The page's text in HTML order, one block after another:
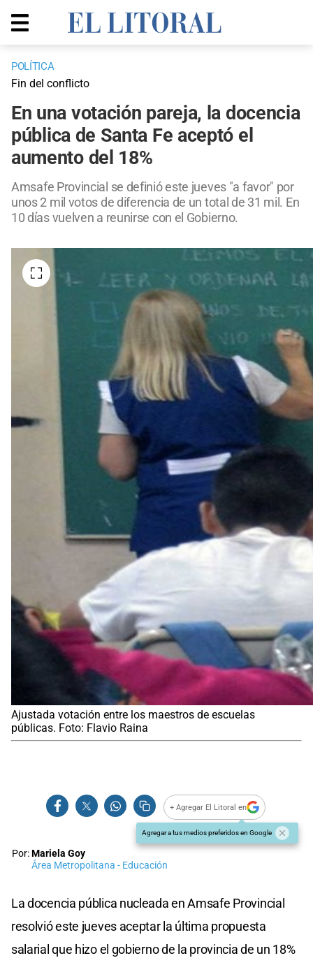
POLÍTICA
Fin del conflicto
En una votación pareja, la docencia
pública de Santa Fe aceptó el
aumento del 18%
Amsafe Provincial se definió este jueves "a favor" por
unos 2 mil votos de diferencia de un total de 31 mil. En
10 días vuelven a reunirse con el Gobierno.
Ajustada votación entre los maestros de escuelas
públicas. Foto: Flavio Raina
+ Agregar El Litoral en
Agregar a tus medios preferidos en Google
Por:Mariela Goy
Área Metropolitana - Educación
La docencia pública nucleada en Amsafe Provincial
resolvió este jueves aceptar la última propuesta
salarial que hizo el gobierno de la provincia de un 18%